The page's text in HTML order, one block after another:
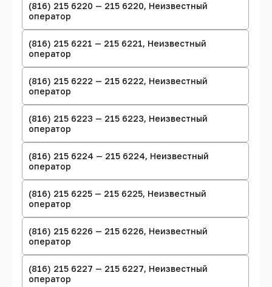
(816) 215 6220 — 215 6220, Неизвестный
оператор
(816) 215 6221 — 215 6221, Неизвестный
оператор
(816) 215 6222 — 215 6222, Неизвестный
оператор
(816) 215 6223 — 215 6223, Неизвестный
оператор
(816) 215 6224 — 215 6224, Неизвестный
оператор
(816) 215 6225 — 215 6225, Неизвестный
оператор
(816) 215 6226 — 215 6226, Неизвестный
оператор
(816) 215 6227 — 215 6227, Неизвестный
оператор